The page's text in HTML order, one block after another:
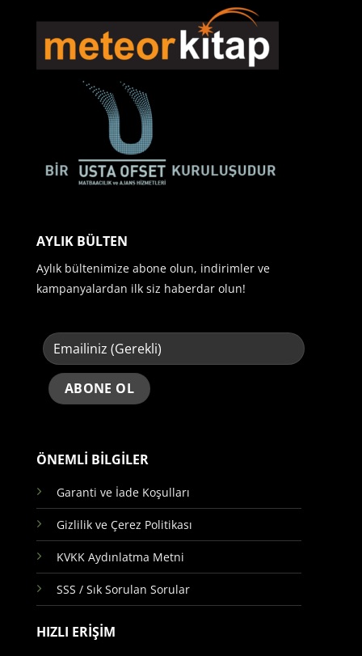
ÖNEMLİ BİLGİLER
Garanti ve İade Koşulları
Gizlilik ve Çerez Politikası
KVKK Aydınlatma Metni
SSS / Sık Sorulan Sorular
HIZLI ERİŞİM
AYLIK BÜLTEN
Aylık bültenimize abone olun, indirimler ve
kampanyalardan ilk siz haberdar olun!